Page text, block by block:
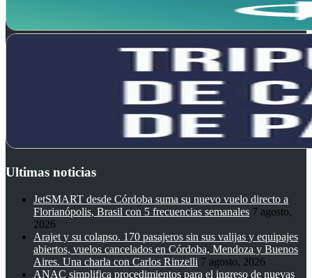
Ultimas noticias
JetSMART desde Córdoba suma su nuevo vuelo directo a
Florianópolis, Brasil con 5 frecuencias semanales 7 agosto,
2026
Arajet y su colapso. 170 pasajeros sin sus valijas y equipajes
abiertos, vuelos cancelados en Córdoba, Mendoza y Buenos
Aires. Una charla con Carlos Rinzelli 7 agosto, 2026
ANAC simplifica procedimientos para el ingreso de nuevas